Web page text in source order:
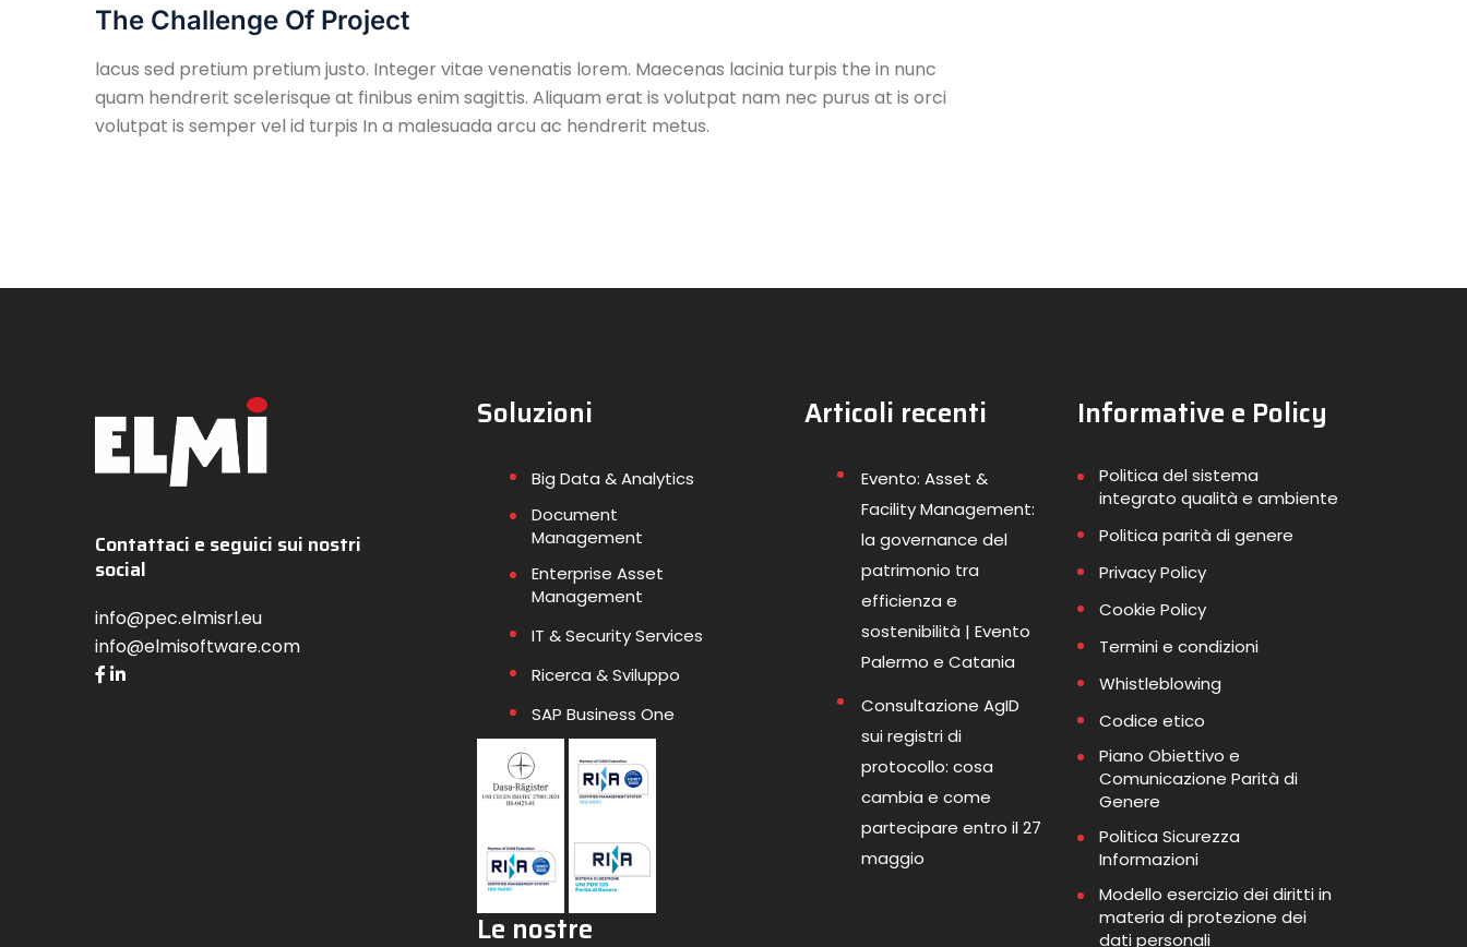
The Challenge Of Project
lacus sed pretium pretium justo. Integer vitae venenatis lorem. Maecenas lacinia turpis the in nunc
quam hendrerit scelerisque at finibus enim sagittis. Aliquam erat is volutpat nam nec purus at is orci
volutpat is semper vel id turpis In a malesuada arcu ac hendrerit metus.
Contattaci e seguici sui nostri
social
info@pec.elmisrl.eu
info@elmisoftware.com
Soluzioni
Big Data & Analytics
Document
Management
Enterprise Asset
Management
IT & Security Services
Ricerca & Sviluppo
SAP Business One
Le nostre
Articoli recenti
Evento: Asset &
Facility Management:
la governance del
patrimonio tra
efficienza e
sostenibilità | Evento
Palermo e Catania
Consultazione AgID
sui registri di
protocollo: cosa
cambia e come
partecipare entro il 27
maggio
Informative e Policy
Politica del sistema
integrato qualità e ambiente
Politica parità di genere
Privacy Policy
Cookie Policy
Termini e condizioni
Whistleblowing
Codice etico
Piano Obiettivo e
Comunicazione Parità di
Genere
Politica Sicurezza
Informazioni
Modello esercizio dei diritti in
materia di protezione dei
dati personali